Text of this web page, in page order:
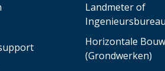
Landmeter of
Ingenieursbureau
Horizontale Bouw
(Grondwerken)